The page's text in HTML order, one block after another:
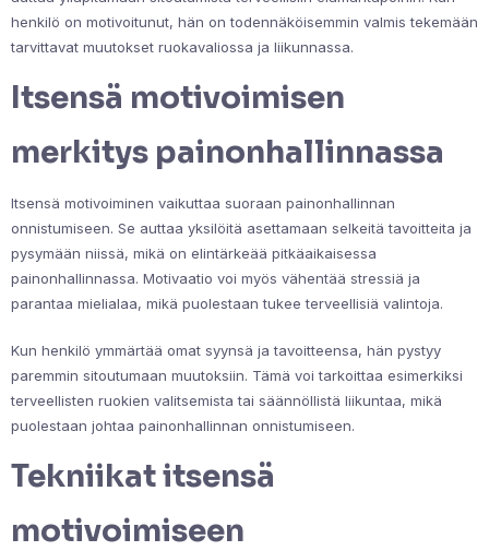
henkilö on motivoitunut, hän on todennäköisemmin valmis tekemään
tarvittavat muutokset ruokavaliossa ja liikunnassa.
Itsensä motivoimisen
merkitys painonhallinnassa
Itsensä motivoiminen vaikuttaa suoraan painonhallinnan
onnistumiseen. Se auttaa yksilöitä asettamaan selkeitä tavoitteita ja
pysymään niissä, mikä on elintärkeää pitkäaikaisessa
painonhallinnassa. Motivaatio voi myös vähentää stressiä ja
parantaa mielialaa, mikä puolestaan tukee terveellisiä valintoja.
Kun henkilö ymmärtää omat syynsä ja tavoitteensa, hän pystyy
paremmin sitoutumaan muutoksiin. Tämä voi tarkoittaa esimerkiksi
terveellisten ruokien valitsemista tai säännöllistä liikuntaa, mikä
puolestaan johtaa painonhallinnan onnistumiseen.
Tekniikat itsensä
motivoimiseen